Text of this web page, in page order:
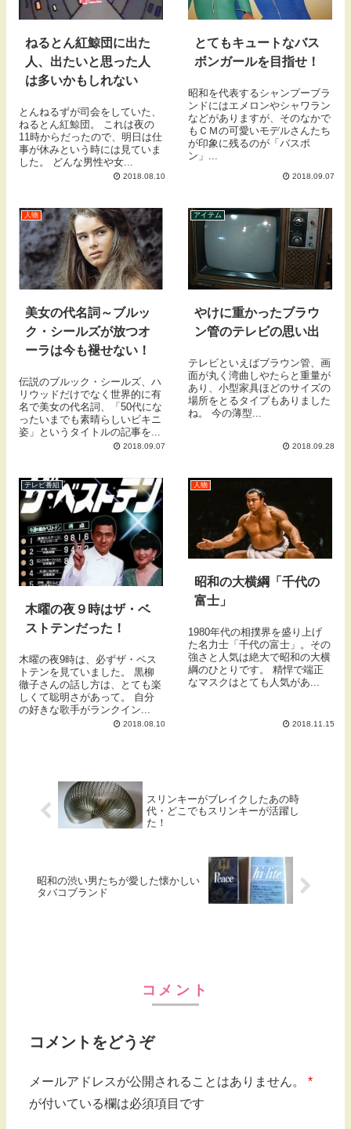
ねるとん紅鯨団に出た
人、出たいと思った人
は多いかもしれない
とんねるずが司会をしていた、
ねるとん紅鯨団。 これは夜の
11時からだったので、明日は仕
事が休みという時には見ていま
した。 どんな男性や女...
2018.08.10
とてもキュートなバス
ボンガールを目指せ！
昭和を代表するシャンプーブラ
ンドにはエメロンやシャワラン
などがありますが、そのなかで
もＣＭの可愛いモデルさんたち
が印象に残るのが「バスボ
ン」...
2018.09.07
人物
美女の代名詞～ブルッ
ク・シールズが放つオ
ーラは今も褪せない！
伝説のブルック・シールズ、ハ
リウッドだけでなく世界的に有
名で美女の代名詞、「50代にな
ったいまでも素晴らしいビキニ
姿」というタイトルの記事を...
2018.09.07
アイテム
やけに重かったブラウ
ン管のテレビの思い出
テレビといえばブラウン管、画
面が丸く湾曲しやたらと重量が
あり、小型家具ほどのサイズの
場所をとるタイプもありました
ね。 今の薄型...
2018.09.28
テレビ番組
木曜の夜９時はザ・ベ
ストテンだった！
木曜の夜9時は、必ずザ・ベス
トテンを見ていました。 黒柳
徹子さんの話し方は、とても楽
しくて聡明さがあって。 自分
の好きな歌手がランクイン...
2018.08.10
人物
昭和の大横綱「千代の
富士」
1980年代の相撲界を盛り上げ
た名力士「千代の富士」。その
強さと人気は絶大で昭和の大横
綱のひとりです。 精悍で端正
なマスクはとても人気があ...
2018.11.15
スリンキーがブレイクしたあの時
代・どこでもスリンキーが活躍し
た！
昭和の渋い男たちが愛した懐かしい
タバコブランド
コメント
コメントをどうぞ
メールアドレスが公開されることはありません。
*
が付いている欄は必須項目です